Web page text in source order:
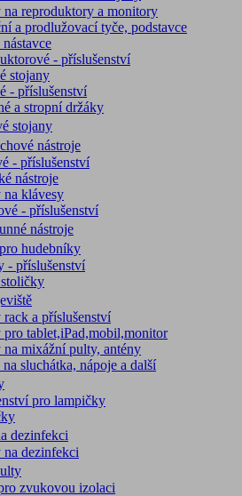
na reproduktory a monitory
a prodlužovací tyče, podstavce
- příslušenství
stojany
- příslušenství
a stropní držáky
stojany
nástroje
- příslušenství
nástroje
na klávesy
- příslušenství
nástroje
hudebníky
- příslušenství
rack a příslušenství
pro tablet,iPad,mobil,monitor
na mixážní pulty, antény
sluchátka, nápoje a další
pro lampičky
dezinfekci
na dezinfekci
zvukovou izolaci